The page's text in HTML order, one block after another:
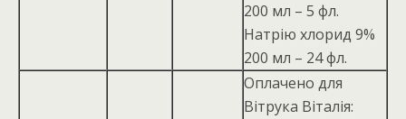
200 мл – 5 фл.
Натрію хлорид 9%
200 мл – 24 фл.
Оплачено для
Вітрука Віталія: